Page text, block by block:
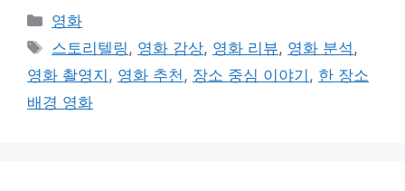
카
테
리
영화
태
그
스토리텔링 , 영화 감상, 영화 리뷰, 영화 분석 ,
영화 촬영지 , 영화 추천 , 장소 중심 이야기 , 한 장소
배경 영화